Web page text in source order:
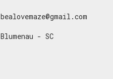
bealovemaze@gmail.com
Blumenau - SC